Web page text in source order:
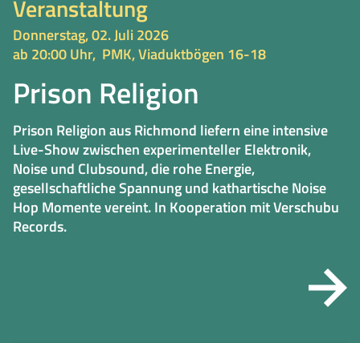
Veranstaltung
Donnerstag, 02. Juli 2026
ab 20:00 Uhr, PMK, Viaduktbögen 16-18
Prison Religion
Prison Religion aus Richmond liefern eine intensive
Live-Show zwischen experimenteller Elektronik,
Noise und Clubsound, die rohe Energie,
gesellschaftliche Spannung und kathartische Noise
Hop Momente vereint. In Kooperation mit Verschubu
Records.